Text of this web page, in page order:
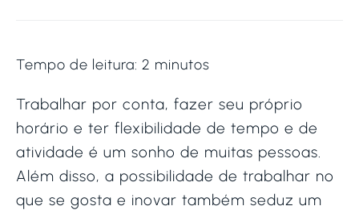
Tempo de leitura: 2 minutos
Trabalhar por conta, fazer seu próprio
horário e ter flexibilidade de tempo e de
atividade é um sonho de muitas pessoas.
Além disso, a possibilidade de trabalhar no
que se gosta e inovar também seduz um